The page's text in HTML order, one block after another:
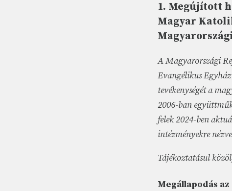
1. Megújított
Magyar
A Magyarországi
Evangélikus
tevékenységét a
2006-ban
felek 2024-ben
intézményekre
Tájékoztatásul
Megállapodás